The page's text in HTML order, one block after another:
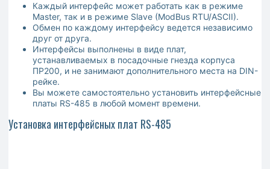
Каждый интерфейс может работать как в режиме
Master, так и в режиме Slave (ModBus RTU/ASCII).
Обмен по каждому интерфейсу ведется независимо
друг от друга.
Интерфейсы выполнены в виде плат,
устанавливаемых в посадочные гнезда корпуса
ПР200, и не занимают дополнительного места на DIN-
рейке.
Вы можете самостоятельно установить интерфейсные
платы RS-485 в любой момент времени.
Установка интерфейсных плат RS-485